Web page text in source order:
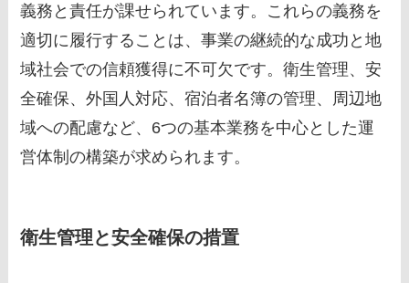
義務と責任が課せられています。これらの義務を
適切に履行することは、事業の継続的な成功と地
域社会での信頼獲得に不可欠です。衛生管理、安
全確保、外国人対応、宿泊者名簿の管理、周辺地
域への配慮など、6つの基本業務を中心とした運
営体制の構築が求められます。
衛生管理と安全確保の措置